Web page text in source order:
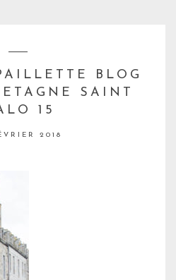
BLOG
SAINT
15
2018